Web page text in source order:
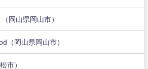
岡山県岡山市）
（岡山県岡山市）
市）